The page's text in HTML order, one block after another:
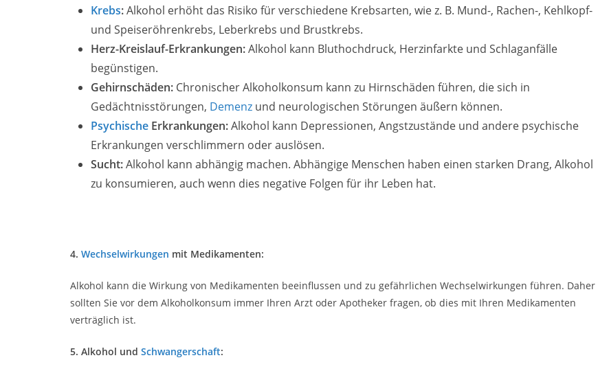
Krebs:Alkohol erhöht das Risiko für verschiedene Krebsarten, wie z. B. Mund-, Rachen-, Kehlkopf-
und Speiseröhrenkrebs, Leberkrebs und Brustkrebs.
Herz-Kreislauf-Erkrankungen:Alkohol kann Bluthochdruck, Herzinfarkte und Schlaganfälle
begünstigen.
Gehirnschäden: Chronischer Alkoholkonsum kann zu Hirnschäden führen, die sich in
Gedächtnisstörungen, Demenz und neurologischen Störungen äußern können.
Psychische Erkrankungen:Alkohol kann Depressionen, Angstzustände und andere psychische
Erkrankungen verschlimmern oder auslösen.
Sucht:Alkohol kann abhängig machen. Abhängige Menschen haben einen starken Drang, Alkohol
zu konsumieren, auch wenn dies negative Folgen für ihr Leben hat.
4. Wechselwirkungen mit Medikamenten:
Alkohol kann die Wirkung von Medikamenten beeinflussen und zu gefährlichen Wechselwirkungen führen. Daher
sollten Sie vor dem Alkoholkonsum immer Ihren Arzt oder Apotheker fragen, ob dies mit Ihren Medikamenten
verträglich ist.
5. Alkohol und Schwangerschaft: